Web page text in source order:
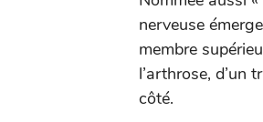
nerveuse
membre
l’arthrose, d’un
côté.